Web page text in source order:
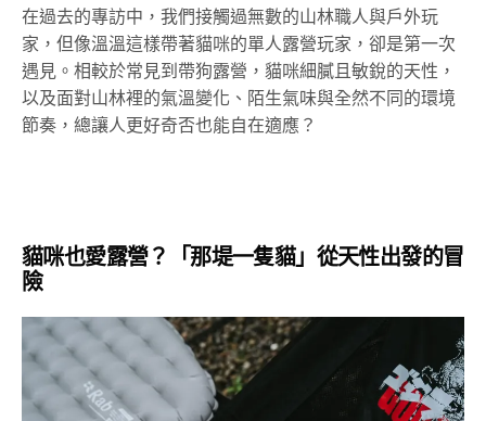
在過去的專訪中，我們接觸過無數的山林職人與戶外玩
家，但像溫溫這樣帶著貓咪的單人露營玩家，卻是第一次
遇見。相較於常見到帶狗露營，貓咪細膩且敏銳的天性，
以及面對山林裡的氣溫變化、陌生氣味與全然不同的環境
節奏，總讓人更好奇否也能自在適應？
貓咪也愛露營？「那堤一隻貓」從天性出發的冒
險